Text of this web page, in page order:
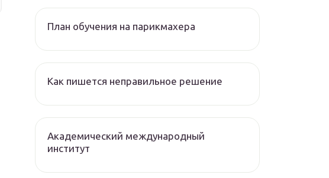
План обучения на парикмахера
Как пишется неправильное решение
Академический международный
институт